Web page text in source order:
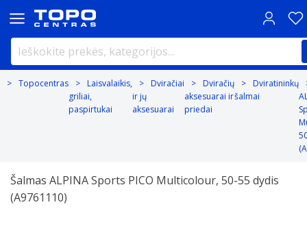
Topocentras
Laisvalaikis,
griliai,
paspirtukai
Dviračiai
ir jų
aksesuarai
Dviračių
aksesuarai ir
priedai
Dviratininkų
šalmai
Šalmas ALPINA Sports PICO Multicolour, 50-55 dydis
(A9761110)